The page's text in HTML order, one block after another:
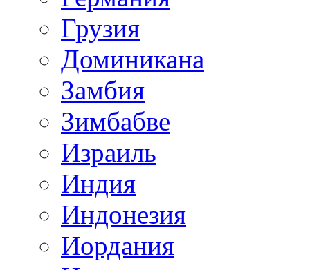
Грузия
Доминикана
Замбия
Зимбабве
Израиль
Индия
Индонезия
Иордания